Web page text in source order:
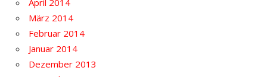
April 2014
März 2014
Februar 2014
Januar 2014
Dezember 2013